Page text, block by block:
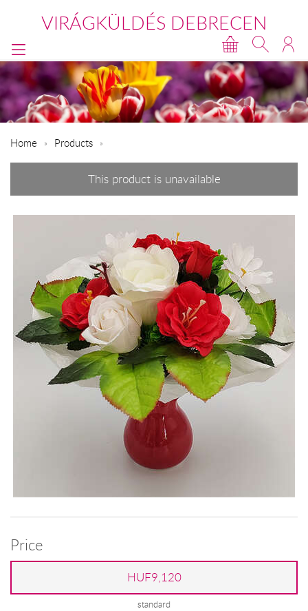
VIRÁGKÜLDÉS DEBRECEN
Home Products
This product is unavailable
Price
HUF9,120
standard